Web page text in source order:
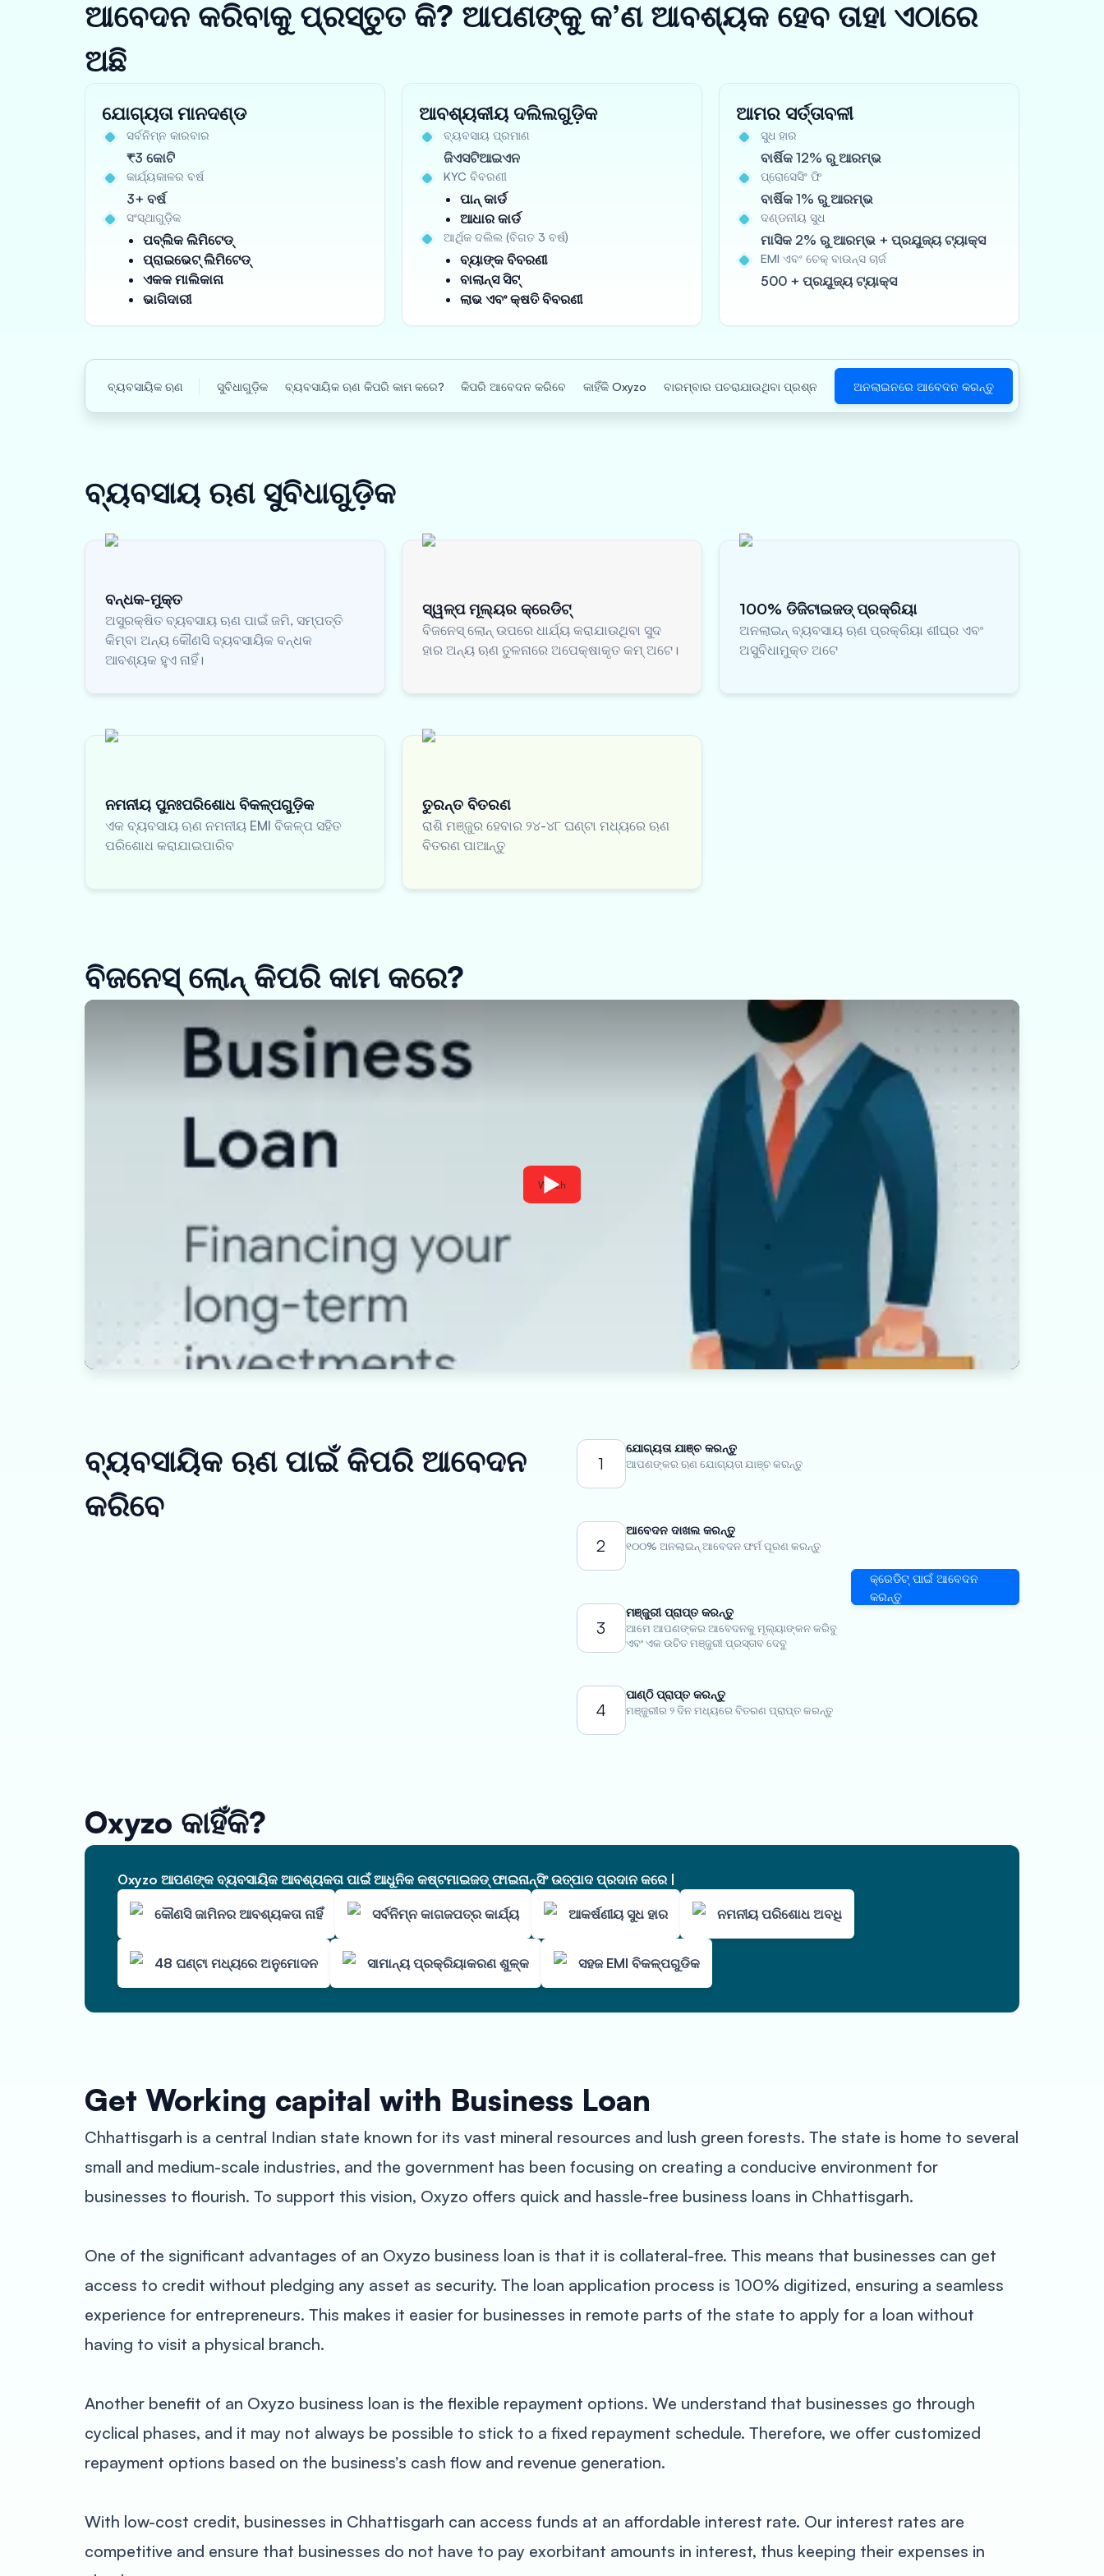
ଆବେଦନ କରିବାକୁ ପ୍ରସ୍ତୁତ କି? ଆପଣଙ୍କୁ କ’ଣ ଆବଶ୍ୟକ ହେବ ତାହା ଏଠାରେ
ଅଛି
ଯୋଗ୍ୟତା ମାନଦଣ୍ଡ
ସର୍ବନିମ୍ନ କାରବାର
₹3 କୋଟି
କାର୍ଯ୍ୟକାଳର ବର୍ଷ
3+ ବର୍ଷ
ସଂସ୍ଥାଗୁଡ଼ିକ
ପବ୍ଲିକ ଲିମିଟେଡ୍
ପ୍ରାଇଭେଟ୍ ଲିମିଟେଡ୍
ଏକକ ମାଲିକାନା
ଭାଗିଦାରୀ
ଆବଶ୍ୟକୀୟ ଦଲିଲଗୁଡ଼ିକ
ବ୍ୟବସାୟ ପ୍ରମାଣ
ଜିଏସଟିଆଇଏନ
KYC ବିବରଣୀ
ପାନ୍ କାର୍ଡ
ଆଧାର କାର୍ଡ
ଆର୍ଥିକ ଦଲିଲ (ବିଗତ 3 ବର୍ଷ)
ବ୍ୟାଙ୍କ ବିବରଣୀ
ବାଲାନ୍ସ ସିଟ୍
ଲାଭ ଏବଂ କ୍ଷତି ବିବରଣୀ
ଆମର ସର୍ତ୍ତାବଳୀ
ସୁଧ ହାର
ବାର୍ଷିକ 12% ରୁ ଆରମ୍ଭ
ପ୍ରୋସେସିଂ ଫି
ବାର୍ଷିକ 1% ରୁ ଆରମ୍ଭ
ଦଣ୍ଡନୀୟ ସୁଧ
ମାସିକ 2% ରୁ ଆରମ୍ଭ + ପ୍ରଯୁଜ୍ୟ ଟ୍ୟାକ୍ସ
EMI ଏବଂ ଚେକ୍ ବାଉନ୍ସ ଚାର୍ଜ
500 + ପ୍ରଯୁଜ୍ୟ ଟ୍ୟାକ୍ସ
ବ୍ୟବସାୟିକ ଋଣ ସୁବିଧାଗୁଡ଼ିକ ବ୍ୟବସାୟିକ ଋଣ କିପରି କାମ କରେ? କିପରି ଆବେଦନ କରିବେ କାହିଁକି Oxyzo ବାରମ୍ବାର ପଚରାଯାଉଥିବା ପ୍ରଶ୍ନ ଅନଲାଇନରେ ଆବେଦନ କରନ୍ତୁ
ବ୍ୟବସାୟ ଋଣ ସୁବିଧାଗୁଡ଼ିକ
ବନ୍ଧକ-ମୁକ୍ତ
ଅସୁରକ୍ଷିତ ବ୍ୟବସାୟ ଋଣ ପାଇଁ ଜମି, ସମ୍ପତ୍ତି
କିମ୍ବା ଅନ୍ୟ କୌଣସି ବ୍ୟବସାୟିକ ବନ୍ଧକ
ଆବଶ୍ୟକ ହୁଏ ନାହିଁ।
ସ୍ୱଳ୍ପ ମୂଲ୍ୟର କ୍ରେଡିଟ୍
ବିଜନେସ୍ ଲୋନ୍ ଉପରେ ଧାର୍ଯ୍ୟ କରାଯାଉଥିବା ସୁଦ
ହାର ଅନ୍ୟ ଋଣ ତୁଳନାରେ ଅପେକ୍ଷାକୃତ କମ୍ ଅଟେ।
100% ଡିଜିଟାଇଜଡ୍ ପ୍ରକ୍ରିୟା
ଅନଲାଇନ୍ ବ୍ୟବସାୟ ଋଣ ପ୍ରକ୍ରିୟା ଶୀଘ୍ର ଏବଂ
ଅସୁବିଧାମୁକ୍ତ ଅଟେ
ନମନୀୟ ପୁନଃପରିଶୋଧ ବିକଳ୍ପଗୁଡ଼ିକ
ଏକ ବ୍ୟବସାୟ ଋଣ ନମନୀୟ EMI ବିକଳ୍ପ ସହିତ
ପରିଶୋଧ କରାଯାଇପାରିବ
ତୁରନ୍ତ ବିତରଣ
ରାଶି ମଞ୍ଜୁର ହେବାର ୨୪-୪୮ ଘଣ୍ଟା ମଧ୍ୟରେ ଋଣ
ବିତରଣ ପାଆନ୍ତୁ
ବିଜନେସ୍ ଲୋନ୍ କିପରି କାମ କରେ?
Watch
ବ୍ୟବସାୟିକ ଋଣ ପାଇଁ କିପରି ଆବେଦନ
କରିବେ
1
ଯୋଗ୍ୟତା ଯାଞ୍ଚ କରନ୍ତୁ
ଆପଣଙ୍କର ଋଣ ଯୋଗ୍ୟତା ଯାଞ୍ଚ କରନ୍ତୁ
2
ଆବେଦନ ଦାଖଲ କରନ୍ତୁ
୧୦୦% ଅନଲାଇନ୍ ଆବେଦନ ଫର୍ମ ପୂରଣ କରନ୍ତୁ
3
ମଞ୍ଜୁରୀ ପ୍ରାପ୍ତ କରନ୍ତୁ
ଆମେ ଆପଣଙ୍କର ଆବେଦନକୁ ମୂଲ୍ୟାଙ୍କନ କରିବୁ
ଏବଂ ଏକ ଉଚିତ ମଞ୍ଜୁରୀ ପ୍ରସ୍ତାବ ଦେବୁ
4
ପାଣ୍ଠି ପ୍ରାପ୍ତ କରନ୍ତୁ
ମଞ୍ଜୁରୀର ୨ ଦିନ ମଧ୍ୟରେ ବିତରଣ ପ୍ରାପ୍ତ କରନ୍ତୁ
କ୍ରେଡିଟ୍ ପାଇଁ ଆବେଦନ
କରନ୍ତୁ
Oxyzo କାହିଁକି?
Oxyzo ଆପଣଙ୍କ ବ୍ୟବସାୟିକ ଆବଶ୍ୟକତା ପାଇଁ ଆଧୁନିକ କଷ୍ଟମାଇଜଡ୍ ଫାଇନାନ୍ସିଂ ଉତ୍ପାଦ ପ୍ରଦାନ କରେ |
କୌଣସି ଜାମିନର ଆବଶ୍ୟକତା ନାହିଁ ସର୍ବନିମ୍ନ କାଗଜପତ୍ର କାର୍ଯ୍ୟ ଆକର୍ଷଣୀୟ ସୁଧ ହାର ନମନୀୟ ପରିଶୋଧ ଅବଧି
48 ଘଣ୍ଟା ମଧ୍ୟରେ ଅନୁମୋଦନ ସାମାନ୍ୟ ପ୍ରକ୍ରିୟାକରଣ ଶୁଳ୍କ ସହଜ EMI ବିକଳ୍ପଗୁଡିକ
Get Working capital with Business Loan
Chhattisgarh is a central Indian state known for its vast mineral resources and lush green forests. The state is home to several
small and medium-scale industries, and the government has been focusing on creating a conducive environment for
businesses to flourish. To support this vision, Oxyzo offers quick and hassle-free business loans in Chhattisgarh.
One of the significant advantages of an Oxyzo business loan is that it is collateral-free. This means that businesses can get
access to credit without pledging any asset as security. The loan application process is 100% digitized, ensuring a seamless
experience for entrepreneurs. This makes it easier for businesses in remote parts of the state to apply for a loan without
having to visit a physical branch.
Another benefit of an Oxyzo business loan is the flexible repayment options. We understand that businesses go through
cyclical phases, and it may not always be possible to stick to a fixed repayment schedule. Therefore, we offer customized
repayment options based on the business’s cash flow and revenue generation.
With low-cost credit, businesses in Chhattisgarh can access funds at an affordable interest rate. Our interest rates are
competitive and ensure that businesses do not have to pay exorbitant amounts in interest, thus keeping their expenses in